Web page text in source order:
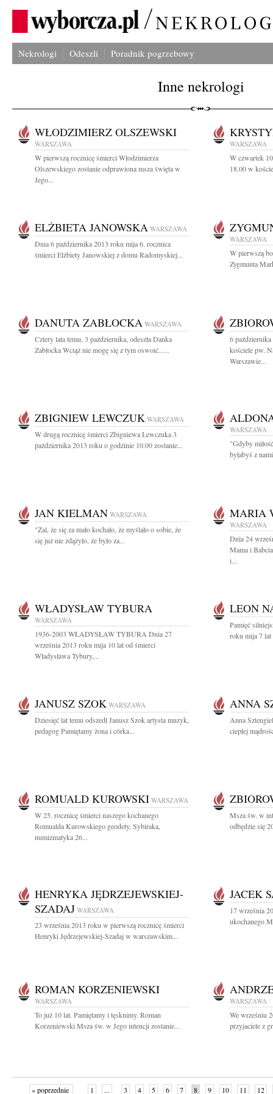
Nekrologi Odeszli Poradnik pogrzebowy
Inne nekrologi
WŁODZIMIERZ OLSZEWSKI
WARSZAWA
W pierwszą rocznicę śmierci Włodzimierza
Olszewskiego zostanie odprawiona msza święta w
Jego...
WARSZAWA
W czwartek
18.00 w
ELŻBIETA JANOWSKA WARSZAWA
Dnia 6 października 2013 roku mija 6. rocznica
śmierci Elżbiety Janowskiej z domu Radomyskiej...
WARSZAWA
W pierwszą
Zygmunta
DANUTA ZABŁOCKA WARSZAWA
Cztery lata temu, 3 października, odeszła Danka
Zabłocka Wciąż nie mogę się z tym oswoić......
6
kościele pw.
Warszawie...
ZBIGNIEW LEWCZUK WARSZAWA
W drugą rocznicę śmierci Zbigniewa Lewczuka 3
października 2013 roku o godzinie 10.00 zostanie...
WARSZAWA
"Gdyby
byłabyś z
JAN KIELMAN WARSZAWA
"Żal, że się za mało kochało, że myślało o sobie, że
się już nie zdążyło, że było za...
MARIA
WARSZAWA
Dnia 24
Mama i
i...
WŁADYSŁAW TYBURA
WARSZAWA
1936-2003 WŁADYSŁAW TYBURA Dnia 27
września 2013 roku mija 10 lat od śmierci
Władysława Tybury,...
LEON
Pamięć
roku mija 7 lat
JANUSZ SZOK WARSZAWA
Dziesięć lat temu odszedł Janusz Szok artysta muzyk,
pedagog Pamiętamy żona i córka...
ANNA
Anna
ciepłej
ROMUALD KUROWSKI WARSZAWA
W 25. rocznicę śmierci naszego kochanego
Romualda Kurowskiego geodety, Sybiraka,
numizmatyka 26...
Msza św. w
odbędzie się
HENRYKA JĘDRZEJEWSKIEJ-
SZADAJ WARSZAWA
23 września 2013 roku w pierwszą rocznicę śmierci
Henryki Jędrzejewskiej-Szadaj w warszawskim...
JACEK
17 września
ukochanego
ROMAN KORZENIEWSKI
WARSZAWA
To już 10 lat. Pamiętamy i tęsknimy. Roman
Korzeniewski Msza św. w Jego intencji zostanie...
WARSZAWA
We wrześniu
przyjaciele z
« poprzednie 1 ... 3 4 5 6 7 8 9 10 11 12